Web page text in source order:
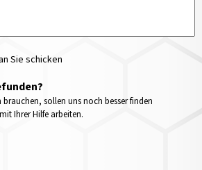
Sie schicken
brauchen, sollen uns noch besser finden
Ihrer Hilfe arbeiten.